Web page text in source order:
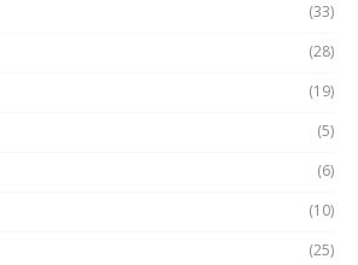
(33)
(28)
(19)
(5)
(6)
(10)
(25)